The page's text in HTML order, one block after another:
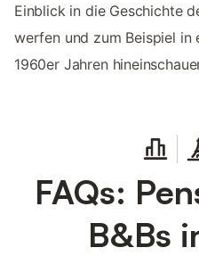
Einblick in die Geschichte
werfen und zum Beispiel in
1960er Jahren
FAQs:
B&Bs